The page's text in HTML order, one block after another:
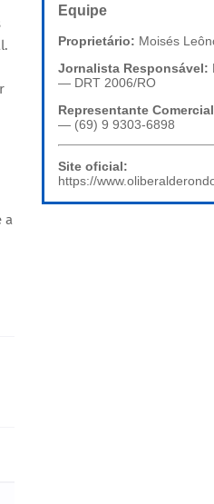
a
Equipe
Proprietário: Moisés
Jornalista Responsável:
— DRT 2006/RO
Representante
— (69) 9 9303-6898
Site oficial:
https://